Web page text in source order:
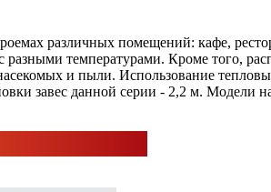
различных помещений: кафе,
температурами. Кроме того,
и пыли. Использование
завес данной серии - 2,2 м. Модели